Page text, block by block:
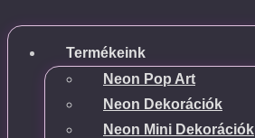
Termékeink
Neon Pop Art
Neon Dekorációk
Neon Mini Dekorációk